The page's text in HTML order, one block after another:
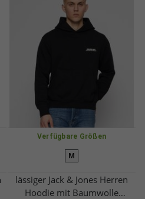
Verfügbare Größen
M
lässiger Jack & Jones Herren
Hoodie mit Baumwolle